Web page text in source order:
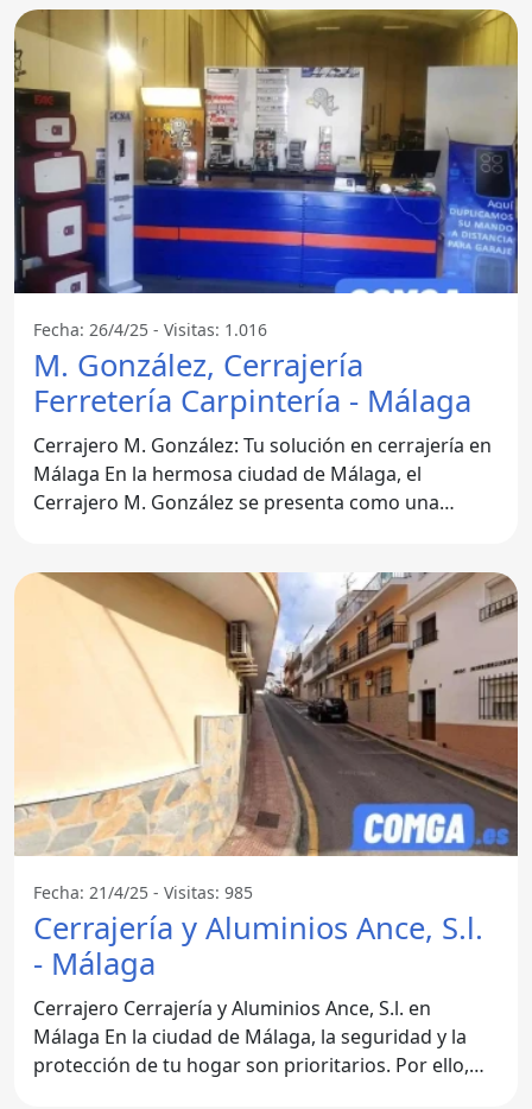
Fecha: 26/4/25 - Visitas: 1.016
M. González, Cerrajería
Ferretería Carpintería - Málaga
Cerrajero M. González: Tu solución en cerrajería en
Málaga En la hermosa ciudad de Málaga, el
Cerrajero M. González se presenta como una
Fecha: 21/4/25 - Visitas: 985
Cerrajería y Aluminios Ance, S.l.
- Málaga
Cerrajero Cerrajería y Aluminios Ance, S.l. en
Málaga En la ciudad de Málaga, la seguridad y la
protección de tu hogar son prioritarios. Por ello,